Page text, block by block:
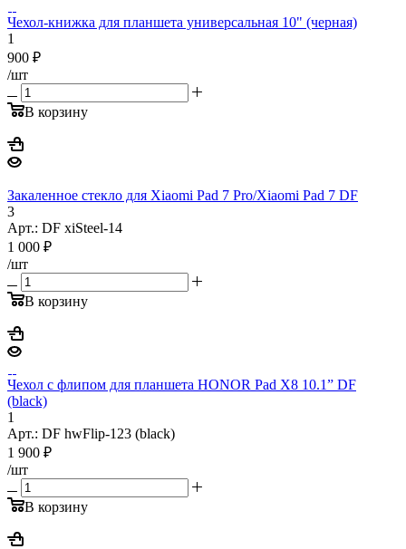
Чехол-книжка для планшета универсальная 10" (черная)
1
900 ₽
/шт
В корзину
Закаленное стекло для Xiaomi Pad 7 Pro/Xiaomi Pad 7 DF
3
Арт.: DF xiSteel-14
1 000 ₽
/шт
В корзину
Чехол с флипом для планшета HONOR Pad X8 10.1” DF
(black)
1
Арт.: DF hwFlip-123 (black)
1 900 ₽
/шт
В корзину